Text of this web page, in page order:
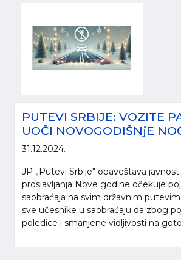
PUTEVI SRBIJE: VOZITE
UOČI NOVOGODIŠNjE
31.12.2024.
JP „Putevi Srbije" obaveštava
proslavljanja Nove godine očekuje
saobraćaja na svim državnim
sve učesnike u saobraćaju da zbog
poledice i smanjene vidljivosti na